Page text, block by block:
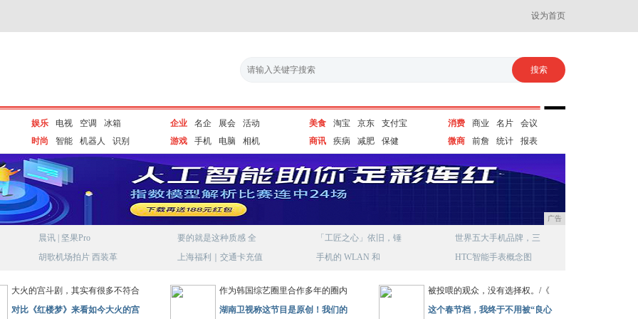
设为首页
娱乐 电视 空调
冰箱
时尚
智能 机器人 识别
企业 名企 展会
活动
游戏
手机 电脑 相机
美食 淘宝 京东
支付宝
商讯
疾病 减肥 保健
消费 商业 名片
会议
微商
前詹 统计 报表
广告
晨讯 | 坚果Pro
胡歌机场拍片 西装革
要的就是这种质感 全
上海福利｜交通卡充值
「工匠之心」依旧，锤
手机的 WLAN 和
世界五大手机品牌，三
HTC智能手表概念图
大火的宫斗剧，其实有很多不符合
对比《红楼梦》来看如今大火的宫
作为韩国综艺圈里合作多年的圈内
湖南卫视称这节目是原创！我们的
被投喂的观众，没有选择权。/《
这个春节档，我终于不用被“良心